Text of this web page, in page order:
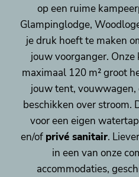
op een ruime
Glampinglodge,
je druk hoeft te maken
jouw voorganger.
maximaal 120 m² groot
jouw tent, vouwwagen,
beschikken over stroom.
voor een eigen
en/of privé sanitair.
in een van onze
accommodaties,